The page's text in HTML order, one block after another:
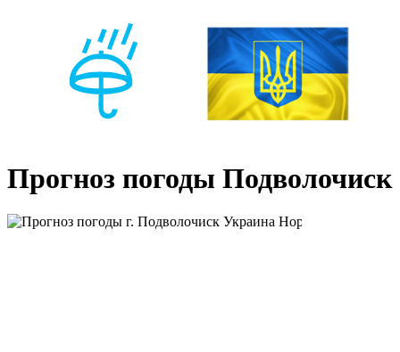
Прогноз погоды Подволочиск